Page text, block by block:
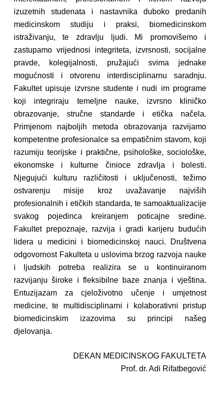
izuzetnih studenata i nastavnika duboko predanih
medicinskom studiju i praksi, biomedicinskom
istraživanju, te zdravlju ljudi. Mi promovišemo i
zastupamo vrijednosi integriteta, izvrsnosti, socijalne
pravde, kolegijalnosti, pružajući svima jednake
mogućnosti i otvorenu interdisciplinarnu saradnju.
Fakultet upisuje izvrsne studente i nudi im programe
koji integriraju temeljne nauke, izvrsno kliničko
obrazovanje, stručne standarde i etička načela.
Primjenom najboljih metoda obrazovanja razvijamo
kompetentne profesionalce sa empatičnim stavom, koji
razumiju teorijske i praktične, psihološke, sociološke,
ekonomske i kulturne činioce zdravlja i bolesti.
Njegujući kulturu različitosti i uključenosti, težimo
ostvarenju misije kroz uvažavanje najviših
profesionalnih i etičkih standarda, te samoaktualizacije
svakog pojedinca kreiranjem poticajne sredine.
Fakultet prepoznaje, razvija i gradi karijeru budućih
lidera u medicini i biomedicinskoj nauci. Društvena
odgovornost Fakulteta u uslovima brzog razvoja nauke
i ljudskih potreba realizira se u kontinuiranom
razvijanju široke i fleksibilne baze znanja i vještina.
Entuzijazam za cjeloživotno učenje i umjetnost
medicine, te multidisciplinarni i kolaborativni pristup
biomedicinskim izazovima su principi našeg
djelovanja.
DEKAN MEDICINSKOG FAKULTETA
Prof. dr. Adi Rifatbegović